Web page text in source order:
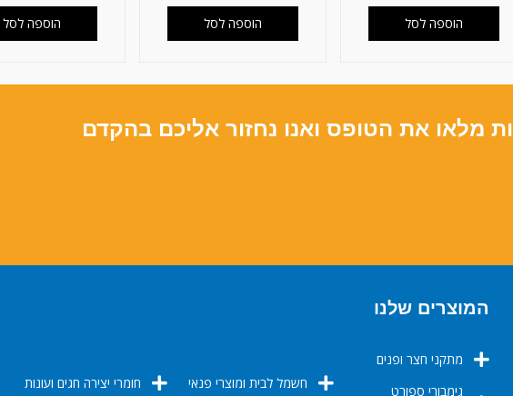
הוספה לסל הוספה לסל הוספה לסל
מלאו את הטופס ואנו נחזור אליכם בהקדם
המוצרים שלנו
מתקני חצר ופנים
גימבורי ספורט
חשמל לבית ומוצרי פנאי חומרי יצירה חגים ועונות